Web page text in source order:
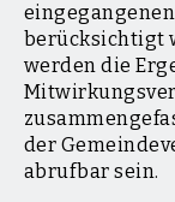
berücksichtigt
werden die
der
abrufbar sein.